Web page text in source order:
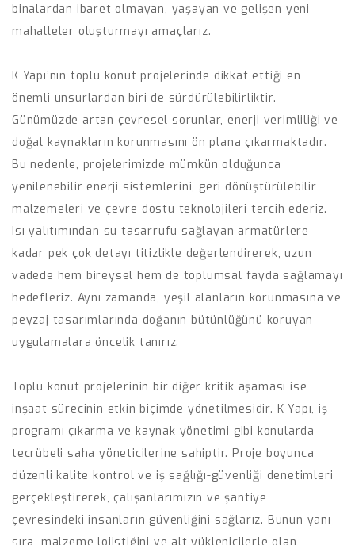
binalardan ibaret olmayan, yaşayan ve gelişen yeni
mahalleler oluşturmayı amaçlarız.
K Yapı’nın toplu konut projelerinde dikkat ettiği en
önemli unsurlardan biri de sürdürülebilirliktir.
Günümüzde artan çevresel sorunlar, enerji verimliliği ve
doğal kaynakların korunmasını ön plana çıkarmaktadır.
Bu nedenle, projelerimizde mümkün olduğunca
yenilenebilir enerji sistemlerini, geri dönüştürülebilir
malzemeleri ve çevre dostu teknolojileri tercih ederiz.
Isı yalıtımından su tasarrufu sağlayan armatürlere
kadar pek çok detayı titizlikle değerlendirerek, uzun
vadede hem bireysel hem de toplumsal fayda sağlamayı
hedefleriz. Aynı zamanda, yeşil alanların korunmasına ve
peyzaj tasarımlarında doğanın bütünlüğünü koruyan
uygulamalara öncelik tanırız.
Toplu konut projelerinin bir diğer kritik aşaması ise
inşaat sürecinin etkin biçimde yönetilmesidir. K Yapı, iş
programı çıkarma ve kaynak yönetimi gibi konularda
tecrübeli saha yöneticilerine sahiptir. Proje boyunca
düzenli kalite kontrol ve iş sağlığı-güvenliği denetimleri
gerçekleştirerek, çalışanlarımızın ve şantiye
çevresindeki insanların güvenliğini sağlarız. Bunun yanı
sıra, malzeme lojistiğini ve alt yüklenicilerle olan